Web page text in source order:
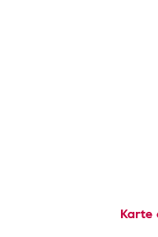
Karte